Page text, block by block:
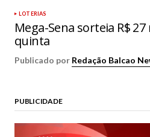
LOTERIAS
Mega-Sena sorteia R$
quinta
Publicado por Redação Balcao
PUBLICIDADE